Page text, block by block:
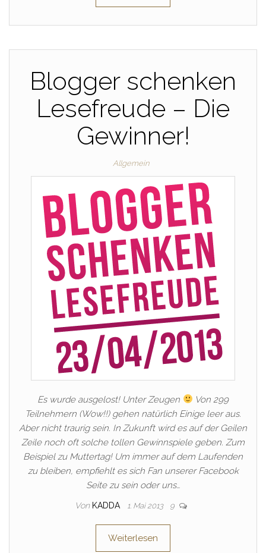
Blogger schenken
Lesefreude – Die
Gewinner!
Allgemein
Es wurde ausgelost! Unter Zeugen
Von 299
Teilnehmern (Wow!!) gehen natürlich Einige leer aus.
Aber nicht traurig sein. In Zukunft wird es auf der Geilen
Zeile noch oft solche tollen Gewinnspiele geben. Zum
Beispiel zu Muttertag! Um immer auf dem Laufenden
zu bleiben, empfiehlt es sich Fan unserer Facebook
Seite zu sein oder uns…
Von KADDA 1. Mai 2013 9
Weiterlesen